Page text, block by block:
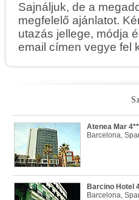
Sajnáljuk, de a
megfelelő ajánlatot.
utazás jellege, módja
email címen vegye fel
Atenea Mar
Barcelona,
Barcino Hotel
Barcelona,